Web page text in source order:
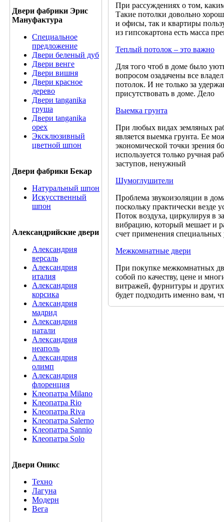
Двери фабрики Эрис
Мануфактура
Специальное
предложение
Двери беленый дуб
Двери венге
Двери вишня
Двери красное
дерево
Двери tanganika
груша
Двери tanganika
oрех
Эксклюзивный
цветной шпон
Двери фабрики Бекар
Натуральный шпон
Искусственный
шпон
Александрийские двери
Александрия
версаль
Александрия
италия
Александрия
корсика
Александрия
мадрид
Александрия
натали
Александрия
неаполь
Александрия
олимп
Александрия
флоренция
Клеопатра Milano
Клеопатра Rio
Клеопатра Riva
Клеопатра Salerno
Клеопатра Sannio
Клеопатра Solo
Двери Оникс
Техно
Лагуна
Модерн
Вега
При рассуждениях о том,
Такие потолки довольно
и офисы, так и квартиры
из гипсокартона есть масса
Теплый потолок – это важно
Для того чтоб в доме было
вопросом озадачены все
потолок. И не только за
присутствовать в доме. Дело
Выемка грунта
При любых видах земляных
является выемка грунта. Ее
экономической точки зрения
используется только ручная
заступов, ненужный
Шумоглушители
Проблема звукоизоляции в
поскольку практически везде
Поток воздуха, циркулируя в
вибрацию, который мешает и
счет применения
Межкомнатные двери
При покупке межкомнатных
собой по качеству, цене и
витражей, фурнитуры и
будет подходить именно вам,